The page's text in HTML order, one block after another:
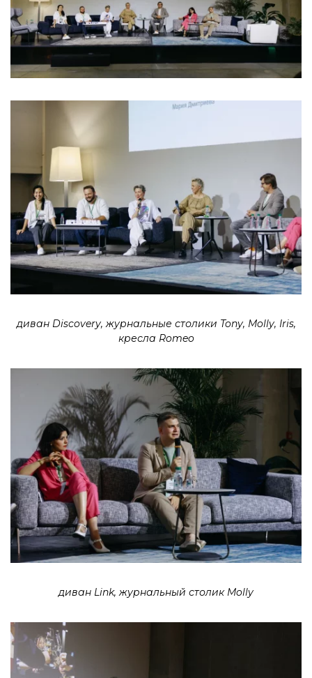
диван Discovery, журнальные столики Tony, Molly, Iris,
кресла Romeo
диван Link, журнальный столик Molly